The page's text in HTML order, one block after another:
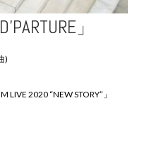
」
)
LIVE 2020 “NEW STORY”」